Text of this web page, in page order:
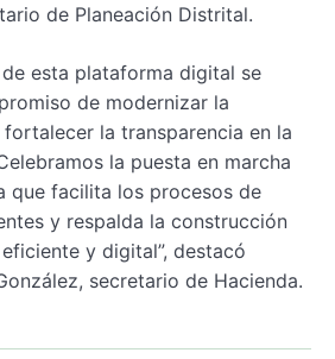
de Planeación Distrital.
esta plataforma digital se
de modernizar la
la transparencia en la
la puesta en marcha
que facilita los procesos de
y respalda la construcción
y digital”, destacó
secretario de Hacienda.